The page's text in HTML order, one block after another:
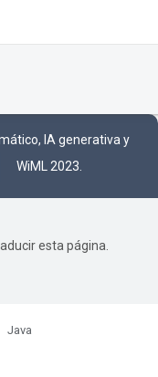
IA generativa y
WiML 2023.
esta página.
Java